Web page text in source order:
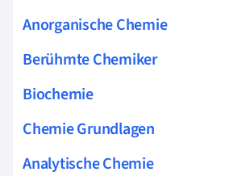
Anorganische Chemie
Berühmte Chemiker
Biochemie
Chemie Grundlagen
Analytische Chemie